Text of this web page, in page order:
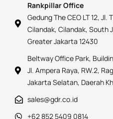
Rankpillar Office
Gedung The CEO LT 12, Jl.
Cilandak, Cilandak, South
Greater Jakarta 12430
Beltway Office Park,
Jl. Ampera Raya, RW.2,
Jakarta Selatan, Daerah
sales@gdr.co.id
+62 852 5409 0814